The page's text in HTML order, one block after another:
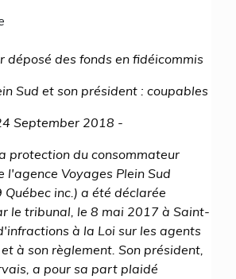
déposé des fonds en fidéicommis
Sud et son président : coupables
September 2018 -
protection du consommateur
l'agence Voyages Plein Sud
inc.) a été déclarée
le tribunal, le 8 mai 2017 à Saint-
à la Loi sur les agents
à son règlement. Son président,
a pour sa part plaidé